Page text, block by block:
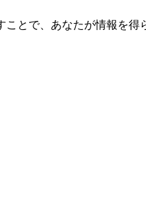
とで、あなたが情報を